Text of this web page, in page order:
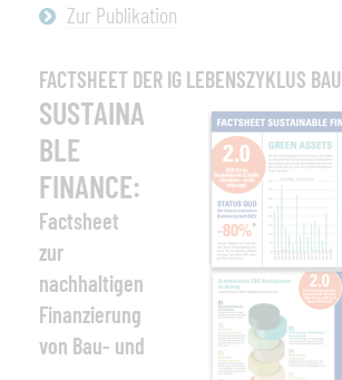
Zur Publikation
FACTSHEET DER IG LEBENSZYKLUS BAU
SUSTAINA
BLE
FINANCE:
Factsheet
zur
nachhaltigen
Finanzierung
von Bau- und